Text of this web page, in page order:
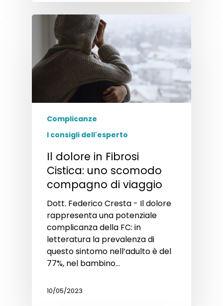
Complicanze
I consigli dell'esperto
Il dolore in Fibrosi
Cistica: uno scomodo
compagno di viaggio
Dott. Federico Cresta - Il dolore
rappresenta una potenziale
complicanza della FC: in
letteratura la prevalenza di
questo sintomo nell’adulto è del
77%, nel bambino…
10/05/2023